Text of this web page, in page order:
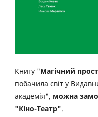
Книгу "Магічний
побачила світ у
академія", можна
"Кіно-Театр".